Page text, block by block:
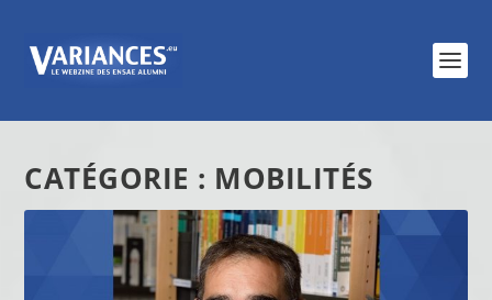
CATÉGORIE : MOBILITÉS